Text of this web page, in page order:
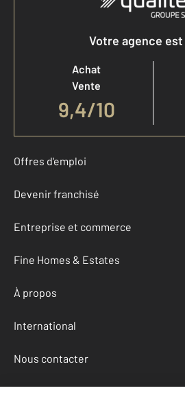
Votre agence
Achat
Vente
9,4/10
Offres d'emploi
Devenir franchisé
Entreprise et commerce
Fine Homes & Estates
À propos
International
Nous contacter